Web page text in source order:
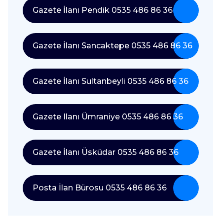
Gazete İlanı Pendik 0535 486 86 36
Gazete İlanı Sancaktepe 0535 486 86 36
Gazete İlanı Sultanbeyli 0535 486 86 36
Gazete Ilanı Ümraniye 0535 486 86 36
Gazete İlanı Üsküdar 0535 486 86 36
Posta İlan Bürosu 0535 486 86 36